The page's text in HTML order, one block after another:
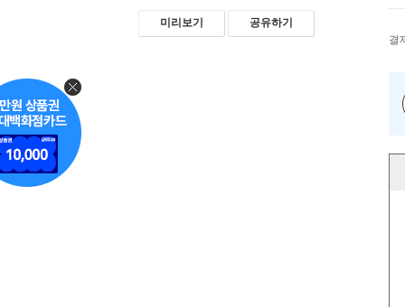
미리보기 공유하기
결